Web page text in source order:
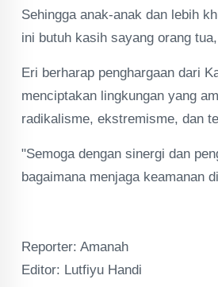
Sehingga anak-anak dan lebih
ini butuh kasih sayang orang
Eri berharap penghargaan dari
menciptakan lingkungan yang
radikalisme, ekstremisme, dan
"Semoga dengan sinergi dan
bagaimana menjaga keamanan
Reporter: Amanah
Editor: Lutfiyu Handi